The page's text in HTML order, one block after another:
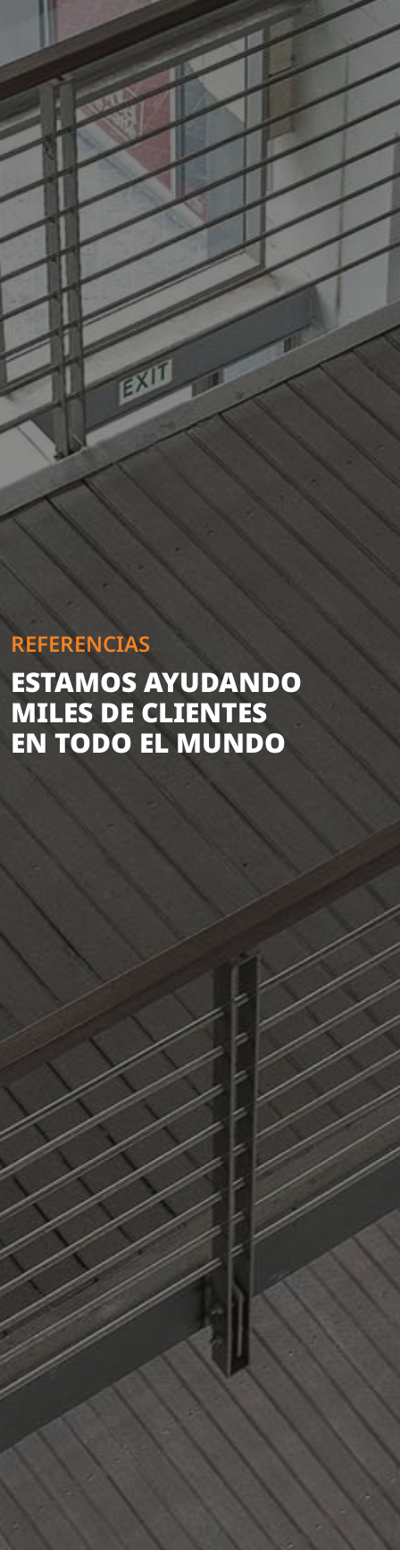
REFERENCIAS
ESTAMOS AYUDANDO
MILES DE CLIENTES
EN TODO EL MUNDO